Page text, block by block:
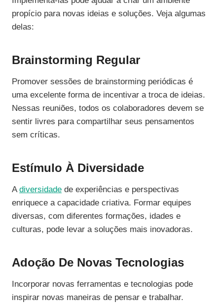
propício para novas ideias e soluções. Veja algumas
delas:
Brainstorming Regular
Promover sessões de brainstorming periódicas é
uma excelente forma de incentivar a troca de ideias.
Nessas reuniões, todos os colaboradores devem se
sentir livres para compartilhar seus pensamentos
sem críticas.
Estímulo À Diversidade
Adiversidade de experiências e perspectivas
enriquece a capacidade criativa. Formar equipes
diversas, com diferentes formações, idades e
culturas, pode levar a soluções mais inovadoras.
Adoção De Novas Tecnologias
Incorporar novas ferramentas e tecnologias pode
inspirar novas maneiras de pensar e trabalhar.